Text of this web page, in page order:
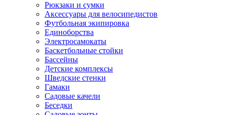
Рюкзаки и сумки
Аксессуары для велосипедистов
Футбольная экипировка
Единоборства
Электросамокаты
Баскетбольные стойки
Бассейны
Детские комплексы
Шведские стенки
Гамаки
Садовые качели
Беседки